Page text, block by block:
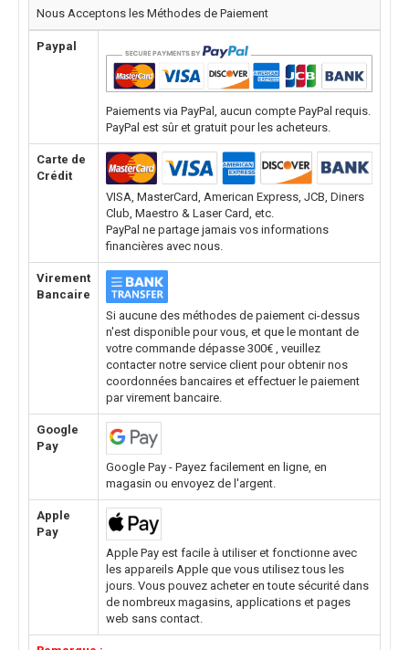
Nous Acceptons les Méthodes de Paiement
Paypal
Paiements via PayPal, aucun compte PayPal requis.
PayPal est sûr et gratuit pour les acheteurs.
Carte de
Crédit
VISA, MasterCard, American Express, JCB, Diners
Club, Maestro & Laser Card, etc.
PayPal ne partage jamais vos informations
financières avec nous.
Virement
Bancaire
Si aucune des méthodes de paiement ci-dessus
n'est disponible pour vous, et que le montant de
votre commande dépasse 300€ , veuillez
contacter notre service client pour obtenir nos
coordonnées bancaires et effectuer le paiement
par virement bancaire.
Google
Pay
Google Pay - Payez facilement en ligne, en
magasin ou envoyez de l'argent.
Apple
Pay
Apple Pay est facile à utiliser et fonctionne avec
les appareils Apple que vous utilisez tous les
jours. Vous pouvez acheter en toute sécurité dans
de nombreux magasins, applications et pages
web sans contact.